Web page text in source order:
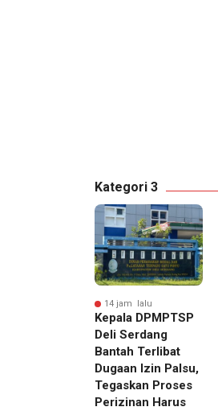
Kategori 3
14 jam lalu
Kepala DPMPTSP
Deli Serdang
Bantah Terlibat
Dugaan Izin Palsu,
Tegaskan Proses
Perizinan Harus